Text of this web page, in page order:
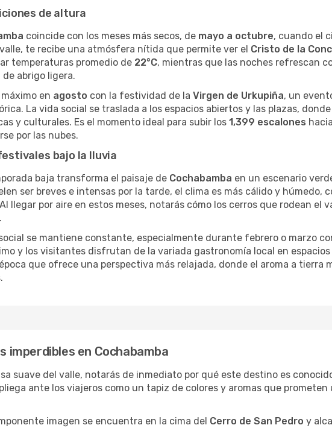
de altura
coincide con los meses más secos, de mayo a octubre, cuando el
te recibe una atmósfera nítida que permite ver el Cristo de la
temperaturas promedio de 22°C, mientras que las noches refrescan
abrigo ligera.
en agosto con la festividad de la Virgen de Urkupiña, un
La vida social se traslada a los espacios abiertos y las plazas,
y culturales. Es el momento ideal para subir los 1,399 escalones
por las nubes.
bajo la lluvia
baja transforma el paisaje de Cochabamba en un escenario
ser breves e intensas por la tarde, el clima es más cálido y húmedo,
llegar por aire en estos meses, notarás cómo los cerros que rodean el
se mantiene constante, especialmente durante febrero o marzo
y los visitantes disfrutan de la variada gastronomía local en
que ofrece una perspectiva más relajada, donde el aroma a tierra
imperdibles en Cochabamba
suave del valle, notarás de inmediato por qué este destino es
ante los viajeros como un tapiz de colores y aromas que
imagen se encuentra en la cima del Cerro de San Pedro y